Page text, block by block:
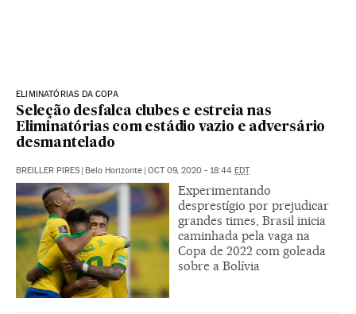
ELIMINATÓRIAS DA COPA
Seleção desfalca clubes e estreia nas
Eliminatórias com estádio vazio e adversário
desmantelado
BREILLER PIRES Belo Horizonte OCT 09, 2020 - 18:44 EDT
Experimentando
desprestígio por prejudicar
grandes times, Brasil inicia
caminhada pela vaga na
Copa de 2022 com goleada
sobre a Bolívia